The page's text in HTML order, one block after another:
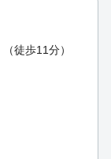
（徒歩11分）